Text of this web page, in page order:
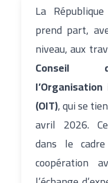
La
prend part,
niveau, aux
Conseil
(OIT), qui se
avril 2026.
dans le
coopération